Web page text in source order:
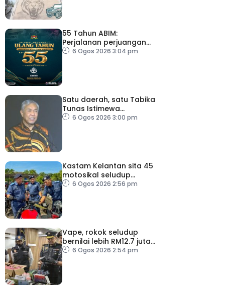
55 Tahun ABIM:
Perjalanan perjuangan
berteraskan jati diri
6 Ogos 2026 3:04 pm
Satu daerah, satu Tabika
Tunas Istimewa
menjelang 2027 – TPM
6 Ogos 2026 3:00 pm
Kastam Kelantan sita 45
motosikal seludup
bernilai RM3.6 juta
6 Ogos 2026 2:56 pm
Vape, rokok seludup
bernilai lebih RM12.7 juta
dirampas di Selangor
6 Ogos 2026 2:54 pm